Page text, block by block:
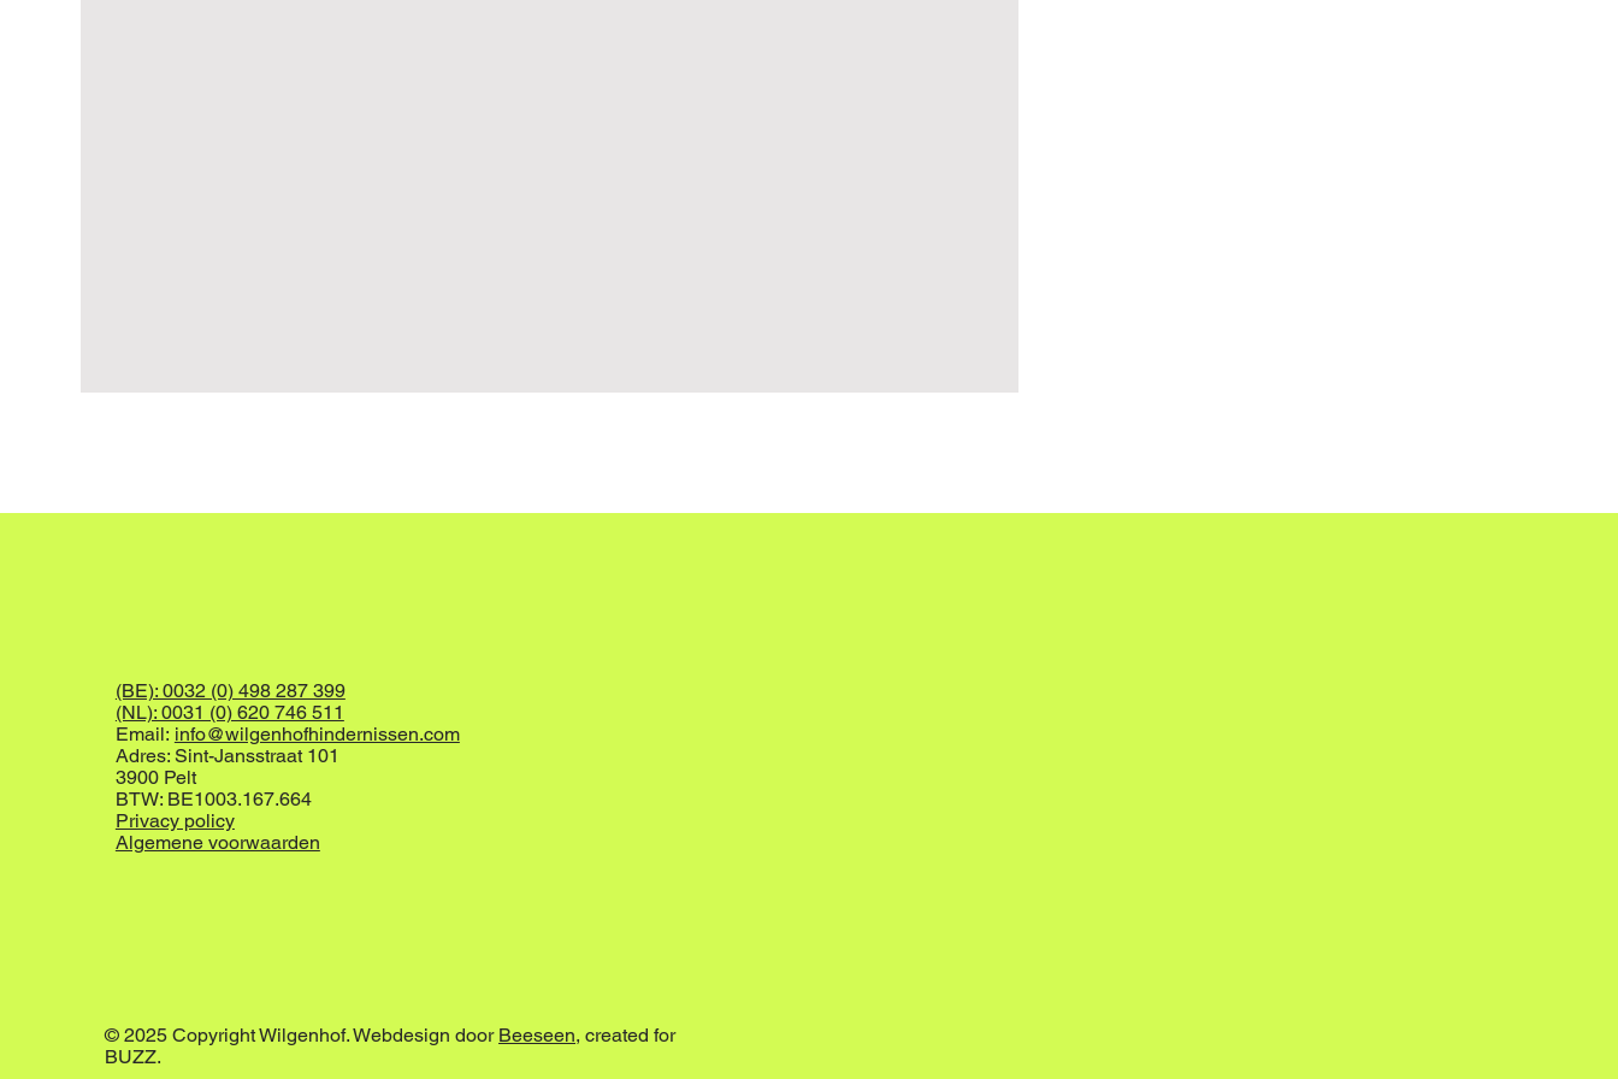
(BE): 0032 (0) 498 287 399
(NL): 0031 (0) 620 746 511
Email: info@wilgenhofhindernissen.com
Adres: Sint-Jansstraat 101
3900 Pelt
BTW: BE1003.167.664
Privacy policy
Algemene voorwaarden
© 2025 Copyright Wilgenhof. Webdesign door Beeseen, created for
BUZZ.